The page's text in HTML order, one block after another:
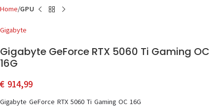
Home GPU
Gigabyte
Gigabyte GeForce RTX 5060 Ti Gaming OC
16G
€ 914,99
Gigabyte GeForce RTX 5060 Ti Gaming OC 16G